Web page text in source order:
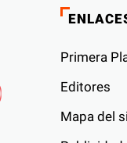
Primera
Editores
Mapa del